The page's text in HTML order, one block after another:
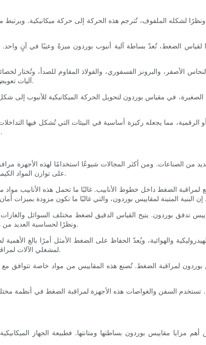
لشكله الملفوف، تُترجم هذه الحركة إلى حركة ميكانيكية.
الضغط، تُعدّ بساطة آلية أنبوب بوردون ميزةً وعيبًا في آنٍ واحد.
الأصفر، والبرونز الفسفوري، والفولاذ المقاوم للصدأ، وتُختار
آليات تعويض لتغيرات درجة الحرارة، مما يضمن دقة القراءات في ظل الظروف المتقلبة.
في مقياس بوردون لتحويل الحركة الميكانيكية للأنبوب
أو الرقمية، مما يجعله ركيزة أساسية في البيئات التي تُشكل فيها
ما يُعاير مقياس بوردون يدويًا ويتطلب صيانة دورية للحفاظ على كفاءته ودقته.
الصناعات. ومن أكثر المجالات شيوعًا استخدامًا لهذه الأجهزة
على توازن المواد الكيميائية والماء، مما يجعل مقاييس بوردون جزءًا أساسيًا من عملية معالجة المياه.
الضغط داخل خطوط الأنابيب. غالبًا ما تحمل هذه الأنابيب مواد
تدفق بوردون. يتيح القياس الدقيق لضغط مختلف السوائل
ونظرًا لحساسية العديد من هذه العمليات لتغيرات الضغط، فإن وجود مقياس تدفق موثوق أمر لا غنى عنه.
والهوائية، ويُعدّ الحفاظ على الضغط الأمثل أمرًا بالغ
لمشغلي الآلات لمراقبة مستويات الضغط وضبطها آنيًا، مما يُجنّبهم أعطال الآلات أو انخفاض كفاءتها.
لمراقبة الضغط. تُصنع هذه المقاييس من مواد خاصة تتوافق مع
تستخدم السفن والغواصات هذه الأجهزة لمراقبة الضغط في أنظمة
مزايا مقاييس بوردون بساطتها ومتانتها. فطبيعة الجهاز